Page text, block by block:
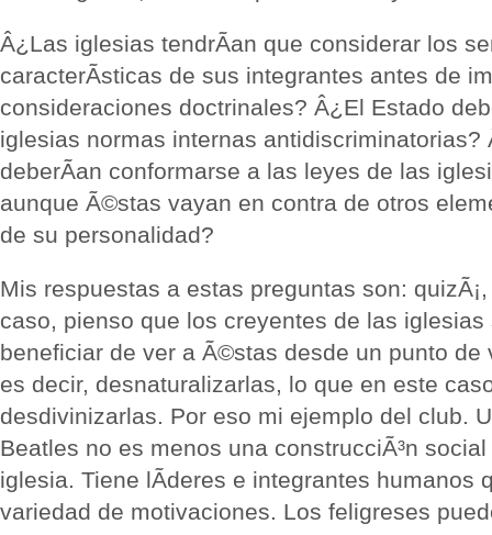
Â¿Las iglesias tendrÃ­an que considerar los
caracterÃ­sticas de sus integrantes antes de
consideraciones doctrinales? Â¿El Estado
iglesias normas internas antidiscriminatorias?
deberÃ­an conformarse a las leyes de las
aunque Ã©stas vayan en contra de otros
de su personalidad?
Mis respuestas a estas preguntas son:
caso, pienso que los creyentes de las iglesias
beneficiar de ver a Ã©stas desde un punto de
es decir, desnaturalizarlas, lo que en este
desdivinizarlas. Por eso mi ejemplo del club.
Beatles no es menos una construcciÃ³n
iglesia. Tiene lÃ­deres e integrantes humanos
variedad de motivaciones. Los feligreses